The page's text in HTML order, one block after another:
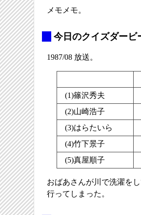
メモメモ。
今日のクイズダービ
1987/08 放送。
(1)篠沢秀夫
(2)山崎浩子
(3)はらたいら
(4)竹下景子
(5)真屋順子
おばあさんが川で洗濯を
行ってしまった。